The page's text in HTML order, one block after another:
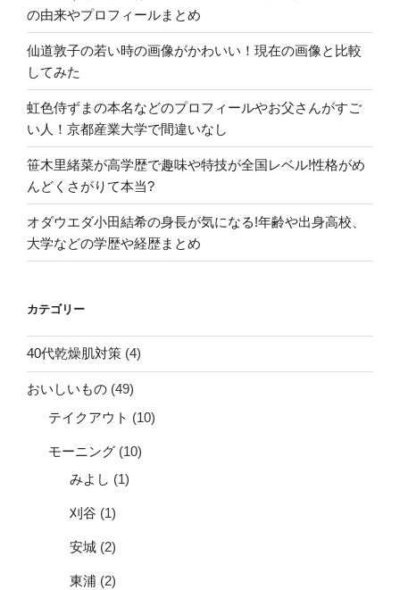
の由来やプロフィールまとめ
仙道敦子の若い時の画像がかわいい！現在の画像と比較
してみた
虹色侍ずまの本名などのプロフィールやお父さんがすご
い人！京都産業大学で間違いなし
笹木里緒菜が高学歴で趣味や特技が全国レベル!性格がめ
んどくさがりて本当?
オダウエダ小田結希の身長が気になる!年齢や出身高校、
大学などの学歴や経歴まとめ
カテゴリー
40代乾燥肌対策 (4)
おいしいもの (49)
テイクアウト (10)
モーニング (10)
みよし (1)
刈谷 (1)
安城 (2)
東浦 (2)